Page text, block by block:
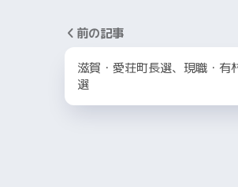
前の記事
滋賀・愛荘町長選、現職・有
選